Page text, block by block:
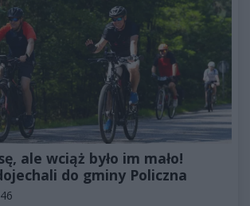
ale wciąż było im mało!
do gminy Policzna